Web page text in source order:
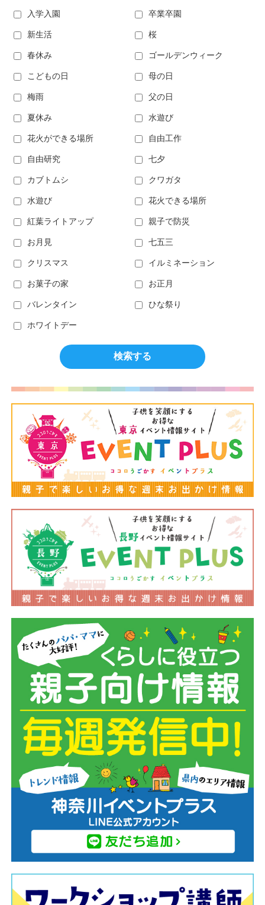
入学入園 卒業卒園
新生活 桜
春休み ゴールデンウィーク
こどもの日 母の日
梅雨 父の日
夏休み 水遊び
花火ができる場所 自由工作
自由研究 七夕
カブトムシ クワガタ
水遊び 花火できる場所
紅葉ライトアップ 親子で防災
お月見 七五三
クリスマス イルミネーション
お菓子の家 お正月
バレンタイン ひな祭り
ホワイトデー